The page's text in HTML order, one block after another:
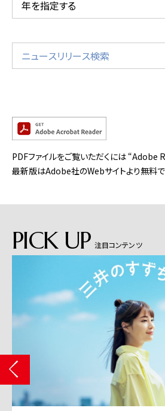
年を指定する
PDFファイルをご覧いただくには “Adobe
最新版はAdobe社のWebサイトより無料で
PICK UP 注目コンテンツ